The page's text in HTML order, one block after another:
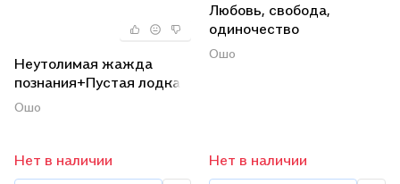
Неутолимая жажда
познания+Пустая лодка
(комплект из 2-х книг)
Ошо
Нет в наличии
Любовь, свобода,
одиночество
7БЦ+Главное-
Ошо
Нет в наличии